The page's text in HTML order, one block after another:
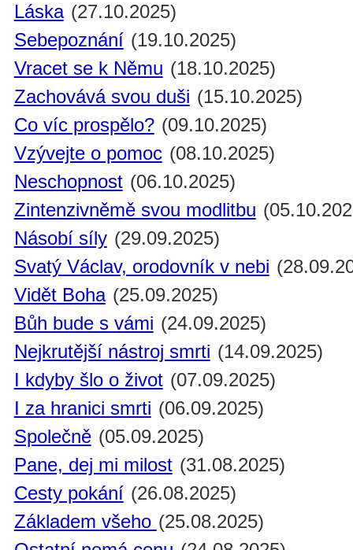
Láska (27.10.2025)
Sebepoznání (19.10.2025)
Vracet se k Němu (18.10.2025)
Zachovává svou duši (15.10.2025)
Co víc prospělo? (09.10.2025)
Vzývejte o pomoc (08.10.2025)
Neschopnost (06.10.2025)
Zintenzivněmě svou modlitbu
Násobí síly (29.09.2025)
Svatý Václav, orodovník v nebi
Vidět Boha (25.09.2025)
Bůh bude s vámi (24.09.2025)
Nejkrutější nástroj smrti (14.09.2025)
I kdyby šlo o život (07.09.2025)
I za hranici smrti (06.09.2025)
Společně (05.09.2025)
Pane, dej mi milost (31.08.2025)
Cesty pokání (26.08.2025)
Základem všeho (25.08.2025)